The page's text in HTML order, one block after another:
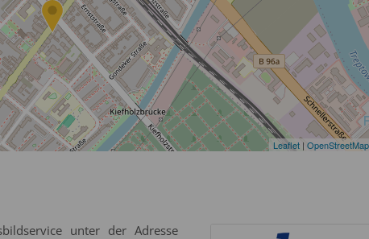
Leaflet | OpenStreetMap
unter der Adresse